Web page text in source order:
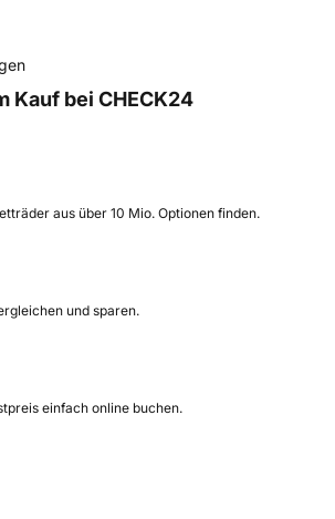
Kauf bei CHECK24
aus über 10 Mio. Optionen finden.
und sparen.
einfach online buchen.